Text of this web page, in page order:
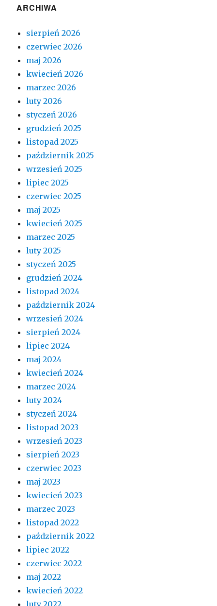
ARCHIWA
sierpień 2026
czerwiec 2026
maj 2026
kwiecień 2026
marzec 2026
luty 2026
styczeń 2026
grudzień 2025
listopad 2025
październik 2025
wrzesień 2025
lipiec 2025
czerwiec 2025
maj 2025
kwiecień 2025
marzec 2025
luty 2025
styczeń 2025
grudzień 2024
listopad 2024
październik 2024
wrzesień 2024
sierpień 2024
lipiec 2024
maj 2024
kwiecień 2024
marzec 2024
luty 2024
styczeń 2024
listopad 2023
wrzesień 2023
sierpień 2023
czerwiec 2023
maj 2023
kwiecień 2023
marzec 2023
listopad 2022
październik 2022
lipiec 2022
czerwiec 2022
maj 2022
kwiecień 2022
luty 2022